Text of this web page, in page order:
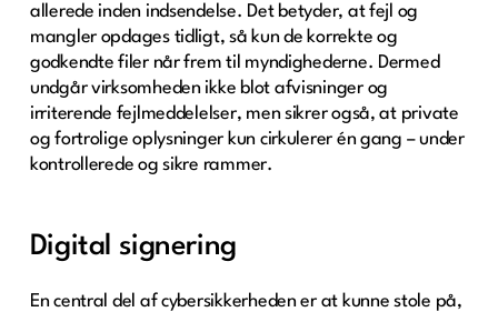
allerede inden indsendelse. Det betyder, at fejl og
mangler opdages tidligt, så kun de korrekte og
godkendte filer når frem til myndighederne. Dermed
undgår virksomheden ikke blot afvisninger og
irriterende fejlmeddelelser, men sikrer også, at private
og fortrolige oplysninger kun cirkulerer én gang – under
kontrollerede og sikre rammer.
Digital signering
En central del af cybersikkerheden er at kunne stole på,